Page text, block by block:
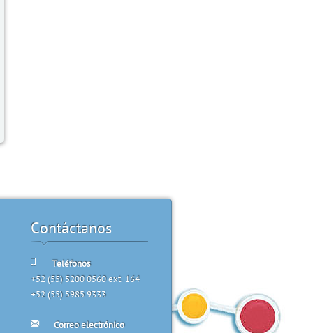
Contáctanos
Teléfonos
+52 (55) 5200 0560 ext. 164
+52 (55) 5985 9333
Correo electrónico